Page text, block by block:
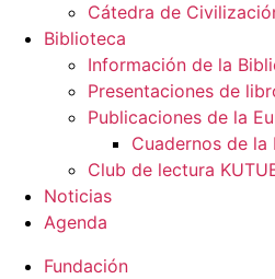
Cátedra de
Biblioteca
Información de la
Presentaciones de
Publicaciones de la
Cuadernos de la
Club de lectura
Noticias
Agenda
Fundación